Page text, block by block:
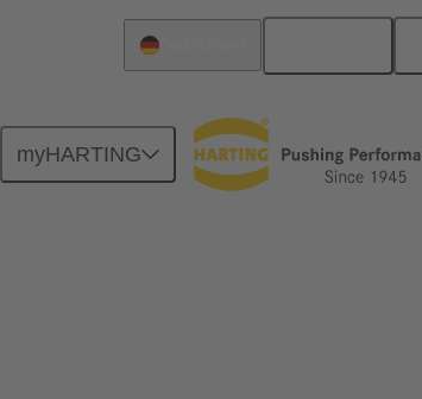
myHARTING
Produkte Motherboard-to-Daughtercard Verbindungen